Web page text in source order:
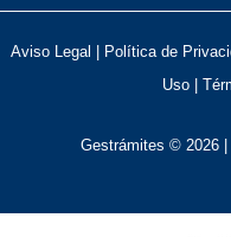
Aviso Legal Política de
Uso
Gestrámites © 2026 |